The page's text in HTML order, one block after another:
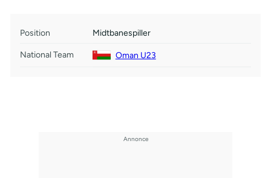
Position Midtbanespiller
National Team Oman U23